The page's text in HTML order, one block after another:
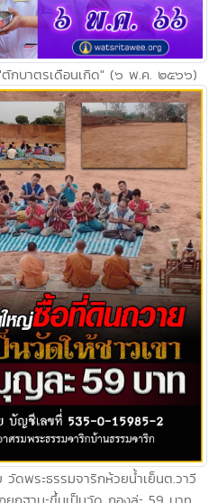
กบาตรเดือนเกิด" (๖ พ.ค. ๒๕๖๖)
พระธรรมจาริกห้วยน้ำเย็นต.วาวี